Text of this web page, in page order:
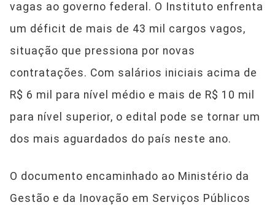
vagas ao governo federal. O Instituto enfrenta
um déficit de mais de 43 mil cargos vagos,
situação que pressiona por novas
contratações. Com salários iniciais acima de
R$ 6 mil para nível médio e mais de R$ 10 mil
para nível superior, o edital pode se tornar um
dos mais aguardados do país neste ano.
O documento encaminhado ao Ministério da
Gestão e da Inovação em Serviços Públicos